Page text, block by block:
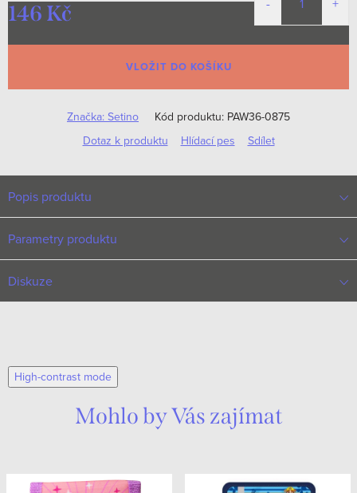
146 Kč
cena:
VLOŽIT DO KOŠÍKU
Značka: Setino Kód produktu: PAW36-0875
Dotaz k produktu
Hlídací pes Sdílet
Popis produktu
Parametry produktu
Diskuze
High-contrast mode
Mohlo by Vás zajímat